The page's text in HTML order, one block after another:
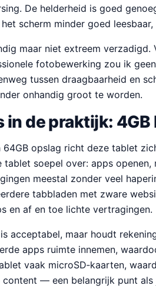
De helderheid is goed
scherm minder goed
maar niet extreem
fotobewerking zou ik
tussen draagbaarheid en
onhandig groot te worden.
in de praktijk: 4GB
64GB opslag richt deze tablet
tablet soepel over: apps
meestal zonder veel
tabbladen met zware
en af en toe lichte vertragingen.
acceptabel, maar houdt
apps ruimte innemen,
vaak microSD‑kaarten,
content — een belangrijk punt